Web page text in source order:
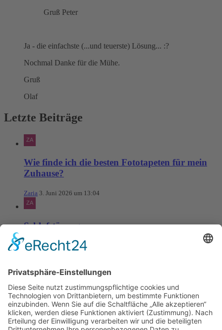
Gruß Peter
Ja - die einfachste (...und teuerste) Lösung... :?
Nochmal Danke für die Mühe.
Gruß
Olaf
Letzte Beiträge
Wie finde ich die besten Fototapeten für mein
Zuhause?
Zaria 3. Juni 2026 um 13:04
Schlafstörungen
Zaria 3. Juni 2026 um 13:03
Ms word to PDF
Manuellsen 28. Mai 2026 um 10:31